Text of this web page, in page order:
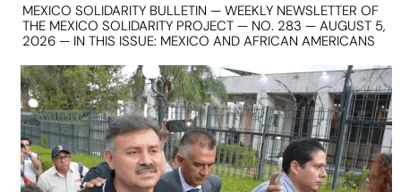
MEXICO SOLIDARITY BULLETIN — WEEKLY NEWSLETTER OF
THE MEXICO SOLIDARITY PROJECT — NO. 283 — AUGUST 5,
2026 — IN THIS ISSUE: MEXICO AND AFRICAN AMERICANS